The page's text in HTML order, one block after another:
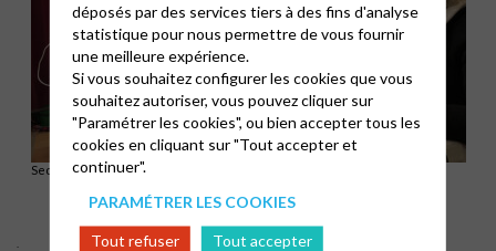
Secrétariat
déposés par des services tiers à des fins d'analyse
statistique pour nous permettre de vous fournir
une meilleure expérience.
Si vous souhaitez configurer les cookies que vous
souhaitez autoriser, vous pouvez cliquer sur
"Paramétrer les cookies", ou bien accepter tous les
cookies en cliquant sur "Tout accepter et
continuer".
PARAMÉTRER LES COOKIES
Tout refuser
Tout accepter